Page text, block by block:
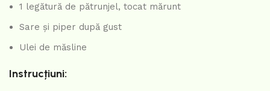
1 legătură de pătrunjel, tocat mărunt
Sare și piper după gust
Ulei de măsline
Instrucțiuni: